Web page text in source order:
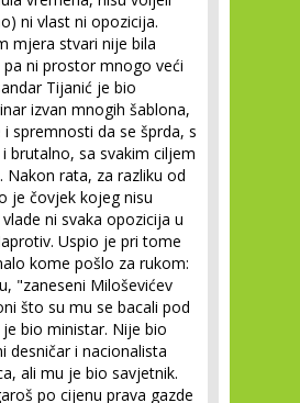
ni vlast ni opozicija.
mjera stvari nije bila
ni prostor mnogo veći
Tijanić je bio
izvan mnogih šablona,
i spremnosti da se šprda, s
brutalno, sa svakim ciljem
Nakon rata, za razliku od
je čovjek kojeg nisu
ni svaka opozicija u
Uspio je pri tome
kome pošlo za rukom:
"zaneseni Miloševićev
što su mu se bacali pod
bio ministar. Nije bio
desničar i nacionalista
ali mu je bio savjetnik.
po cijenu prava gazde